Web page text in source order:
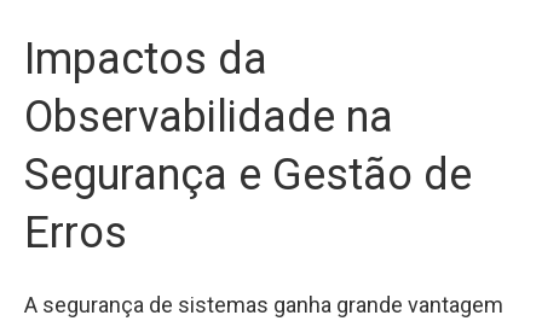
Impactos da
Observabilidade na
Segurança e Gestão de
Erros
A segurança de sistemas ganha grande vantagem